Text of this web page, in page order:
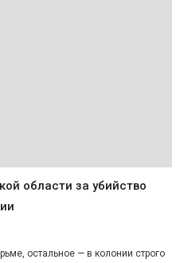
области за убийство
остальное — в колонии строго